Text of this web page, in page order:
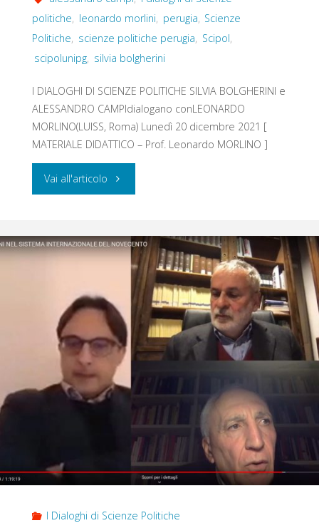
politiche, leonardo morlini, perugia, Scienze
Politiche, scienze politiche perugia, Scipol,
scipolunipg, silvia bolgherini
I DIALOGHI DI SCIENZE POLITICHE SILVIA BOLGHERINI e
ALESSANDRO CAMPIdialogano conLEONARDO
MORLINO(LUISS, Roma) Lunedì 20 dicembre 2021 [
MATERIALE DIDATTICO – Prof. Leonardo MORLINO ]
Vai all'articolo "DEMOCRAZIE
CRISI,
DETERIORAMENTO
E
RESILIENZA"
I Dialoghi di Scienze Politiche